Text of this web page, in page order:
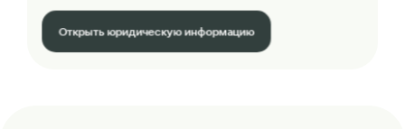
Открыть юридическую информацию